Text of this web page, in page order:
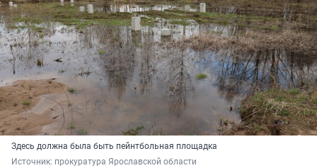
Здесь должна была быть пейнтбольная площадка
Источник: прокуратура Ярославской области